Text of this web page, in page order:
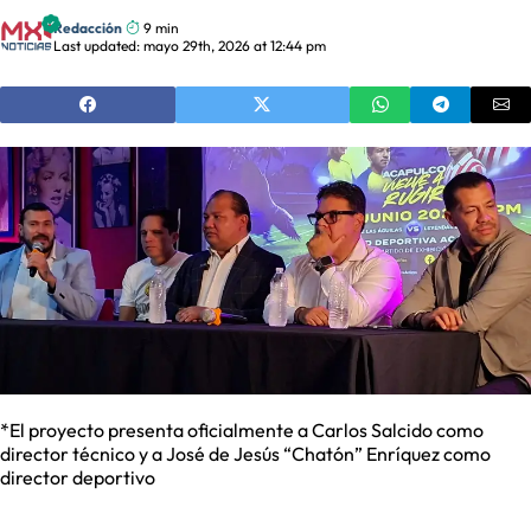
Redacción
9 min
Last updated: mayo 29th, 2026 at 12:44 pm
*El proyecto presenta oficialmente a Carlos Salcido como
director técnico y a José de Jesús “Chatón” Enríquez como
director deportivo